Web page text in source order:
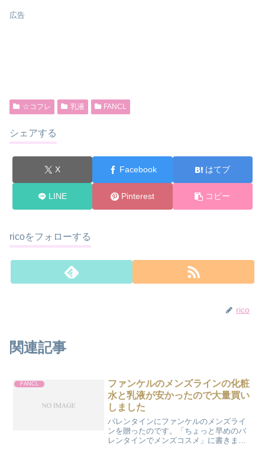
広告
☆コフレ 乳液 FANCL
シェアする
X Facebook はてブ
LINE Pinterest コピー
ricoをフォローする
rico
関連記事
FANCL
ファンケルのメンズラインの化粧
水と乳液が安かったので大量買い
しました
バレンタインにファンケルのメンズライ
ンを贈ったのです。「ちょっと早めのバ
レンタインでメンズコスメ」に書きまし